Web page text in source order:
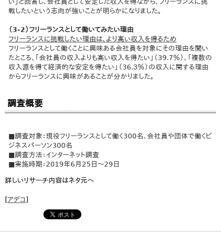
戦したいという志向が強いことが明らかになりました。
（3-2）フリーランスとして働いてみたい理由
フリーランスに挑戦したい理由は、より高い収入を得るため
フリーランスとして働くことに興味ある会社員を対象にその理由を聞い
たところ、「会社員の収入よりも高い収入を得たい」（39.7％）、「複数の
収入源を得て経済的な安定を得たい」（36.３％）の収入に関する理由
からフリーランスに興味があることが分かりました。
調査概要
■調査対象：現役フリーランスとして働く300名、会社員や団体で働くビ
ジネスパーソン300名
■調査方法：インターネット調査
■実施時期：2019年6月25日～29日
詳しいリサーチ内容はネタ元へ
[アデコ]